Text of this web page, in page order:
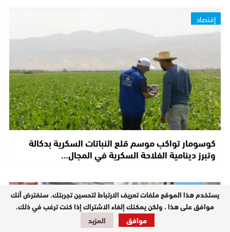
إقتصاد
كوسومار تواكب موسم قلع النباتات السكرية بدكالة
وتبرز دينامية الفلاحة السكرية في المجال…
إقتصاد
يستخدم هذا الموقع ملفات تعريف الارتباط لتحسين تجربتك. سنفترض أنك
موافق على هذا ، ولكن يمكنك إلغاء الاشتراك إذا كنت ترغب في ذلك.
موافق
المزيد